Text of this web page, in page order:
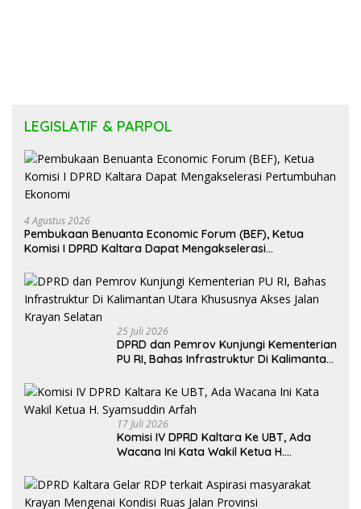
LEGISLATIF & PARPOL
4 Agustus 2026
Pembukaan Benuanta Economic Forum (BEF), Ketua
Komisi I DPRD Kaltara Dapat Mengakselerasi
25 Juli 2026
DPRD dan Pemrov Kunjungi Kementerian
PU RI, Bahas Infrastruktur Di Kalimantan
Selatan
17 Juli 2026
Komisi IV DPRD Kaltara Ke UBT, Ada
Wacana Ini Kata Wakil Ketua H.